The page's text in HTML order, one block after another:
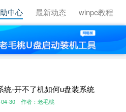
中心 最新动态 winpe教程
统-开不了机如何u盘装系统
30 作者：老毛桃